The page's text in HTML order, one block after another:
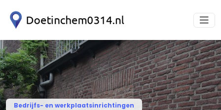
Bedrijfs- en werkplaatsinrichtingen